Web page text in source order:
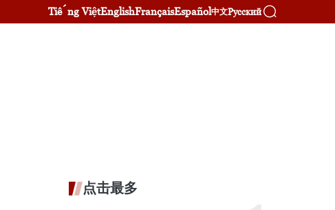
Tiếng ViệtEnglishFrançaisEspañol中文Русский
点击最多